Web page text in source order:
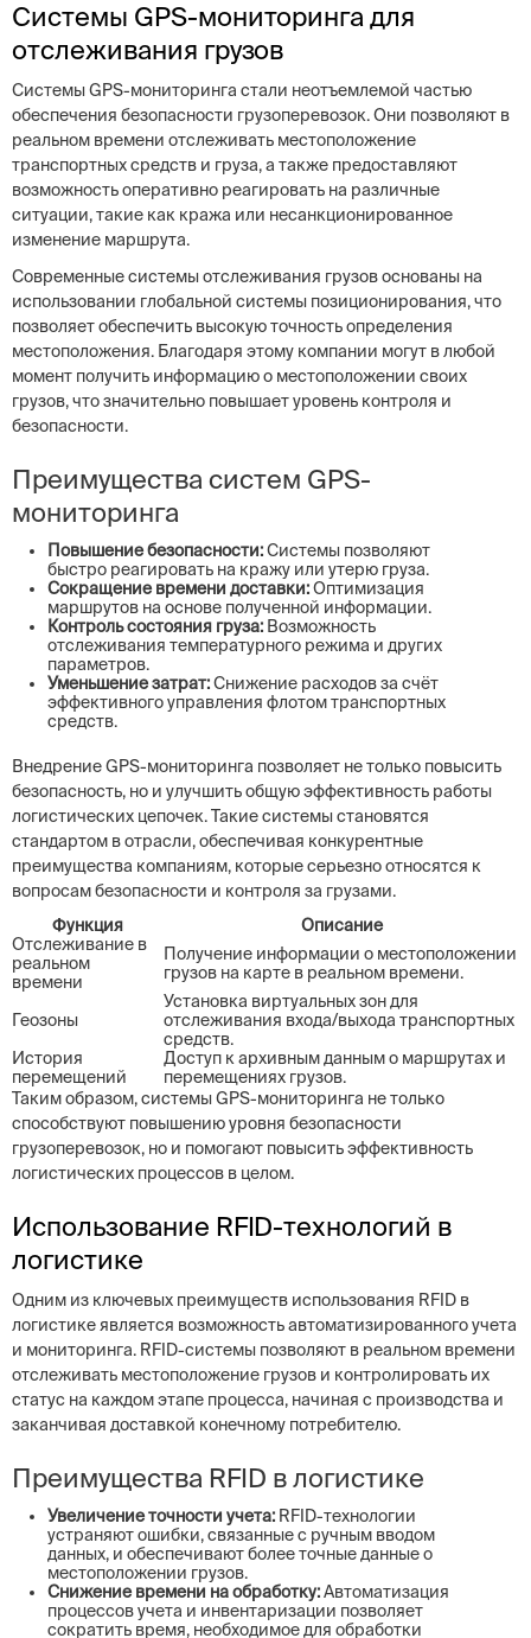
Системы GPS-мониторинга для
отслеживания грузов
Системы GPS-мониторинга стали неотъемлемой частью
обеспечения безопасности грузоперевозок. Они позволяют в
реальном времени отслеживать местоположение
транспортных средств и груза, а также предоставляют
возможность оперативно реагировать на различные
ситуации, такие как кража или несанкционированное
изменение маршрута.
Современные системы отслеживания грузов основаны на
использовании глобальной системы позиционирования, что
позволяет обеспечить высокую точность определения
местоположения. Благодаря этому компании могут в любой
момент получить информацию о местоположении своих
грузов, что значительно повышает уровень контроля и
безопасности.
Преимущества систем GPS-
мониторинга
Повышение безопасности:Системы позволяют
быстро реагировать на кражу или утерю груза.
Сокращение времени доставки:Оптимизация
маршрутов на основе полученной информации.
Контроль состояния груза: Возможность
отслеживания температурного режима и других
параметров.
Уменьшение затрат:Снижение расходов за счёт
эффективного управления флотом транспортных
средств.
Внедрение GPS-мониторинга позволяет не только повысить
безопасность, но и улучшить общую эффективность работы
логистических цепочек. Такие системы становятся
стандартом в отрасли, обеспечивая конкурентные
преимущества компаниям, которые серьезно относятся к
вопросам безопасности и контроля за грузами.
Функция
Описание
Отслеживание в
реальном
времени
Получение информации о местоположении
грузов на карте в реальном времени.
Геозоны
Установка виртуальных зон для
отслеживания входа/выхода транспортных
средств.
История
перемещений
Доступ к архивным данным о маршрутах и
перемещениях грузов.
Таким образом, системы GPS-мониторинга не только
способствуют повышению уровня безопасности
грузоперевозок, но и помогают повысить эффективность
логистических процессов в целом.
Использование RFID-технологий в
логистике
Одним из ключевых преимуществ использования RFID в
логистике является возможность автоматизированного учета
и мониторинга. RFID-системы позволяют в реальном времени
отслеживать местоположение грузов и контролировать их
статус на каждом этапе процесса, начиная с производства и
заканчивая доставкой конечному потребителю.
Преимущества RFID в логистике
Увеличение точности учета: RFID-технологии
устраняют ошибки, связанные с ручным вводом
данных, и обеспечивают более точные данные о
местоположении грузов.
Снижение времени на обработку:Автоматизация
процессов учета и инвентаризации позволяет
сократить время, необходимое для обработки